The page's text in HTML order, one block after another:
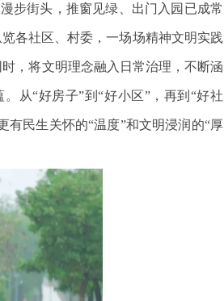
步街头，推窗见绿、出门入园已成常
各社区、村委，一场场精神文明实践
，将文明理念融入日常治理，不断涵
从“好房子”到“好小区”，再到“好社
有民生关怀的“温度”和文明浸润的“厚